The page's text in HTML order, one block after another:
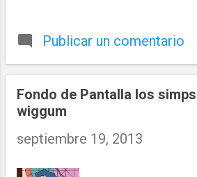
Publicar un comentario
Fondo de Pantalla los
wiggum
septiembre 19, 2013